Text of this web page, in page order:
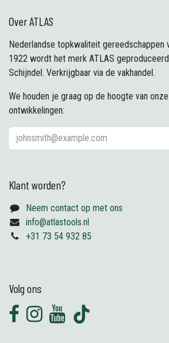
Over ATLAS
Nederlandse topkwaliteit gereedschappen
1922 wordt het merk ATLAS
Schijndel. Verkrijgbaar via de vakhandel.
We houden je graag op de hoogte van
ontwikkelingen:
Klant worden?
Neem contact op met ons
info@atlastools.nl
+31 73 54 932 85
Volg ons